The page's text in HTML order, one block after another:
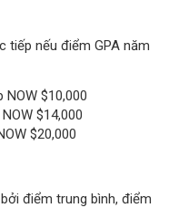
tiếp nếu điểm GPA năm
NOW $10,000
$14,000
$20,000
điểm trung bình, điểm